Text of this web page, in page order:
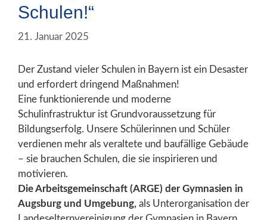
Schulen!“
21. Januar 2025
Der Zustand vieler Schulen in Bayern ist ein Desaster
und erfordert dringend Maßnahmen!
Eine funktionierende und moderne
Schulinfrastruktur ist Grundvoraussetzung für
Bildungserfolg. Unsere Schülerinnen und Schüler
verdienen mehr als veraltete und baufällige Gebäude
– sie brauchen Schulen, die sie inspirieren und
motivieren.
Die Arbeitsgemeinschaft (ARGE) der Gymnasien in
Augsburg und Umgebung, als Unterorganisation der